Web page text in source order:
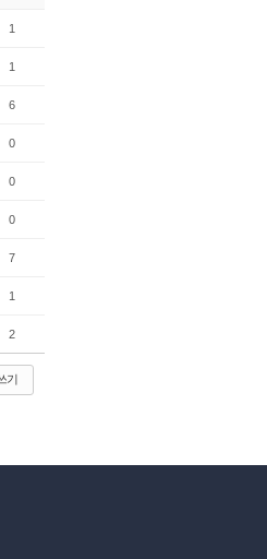
1
1
6
0
0
0
7
1
2
기